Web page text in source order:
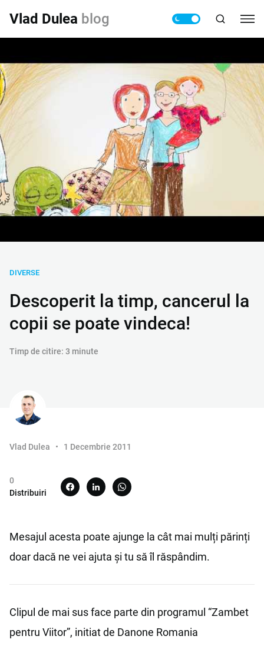
Vlad Dulea blog
DIVERSE
Descoperit la timp, cancerul la
copii se poate vindeca!
Timp de citire: 3 minute
Vlad Dulea 1 Decembrie 2011
0
Distribuiri
Mesajul acesta poate ajunge la cât mai mulți părinți
doar dacă ne vei ajuta și tu să îl răspândim.
Clipul de mai sus face parte din programul “Zambet
pentru Viitor”, initiat de Danone Romania